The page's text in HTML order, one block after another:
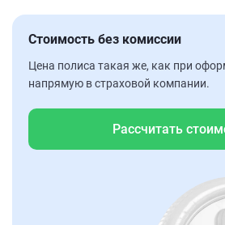
Стоимость без комиссии
Цена полиса такая же, как при
напрямую в страховой компании.
Рассчитать